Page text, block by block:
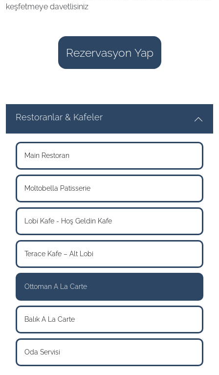
keşfetmeye davetlisiniz
Rezervasyon Yap
Restoranlar & Kafeler
Main Restoran
Moltobella Patisserie
Lobi Kafe - Hoş Geldin Kafe
Terace Kafe – Alt Lobi
Ottoman A La Carte
Balık A La Carte
Oda Servisi